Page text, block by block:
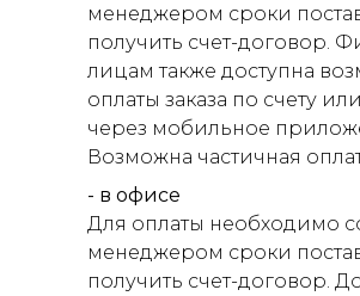
менеджером сроки
получить счет-договор.
лицам также доступна
оплаты заказа по счету
через мобильное
Возможна частичная
- в офисе
Для оплаты необходимо
менеджером сроки
получить счет-договор.